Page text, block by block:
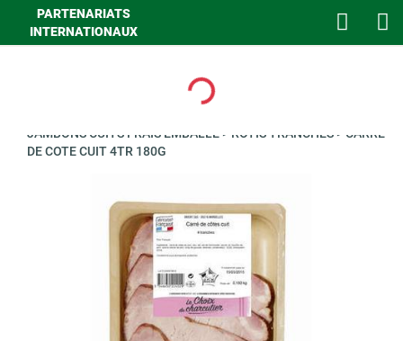
PARTENARIATS
INTERNATIONAUX
Loading...
JAMBONS CUITS FRAIS EMBALLE> ROTIS TRANCHES> CARRE
DE COTE CUIT 4TR 180G